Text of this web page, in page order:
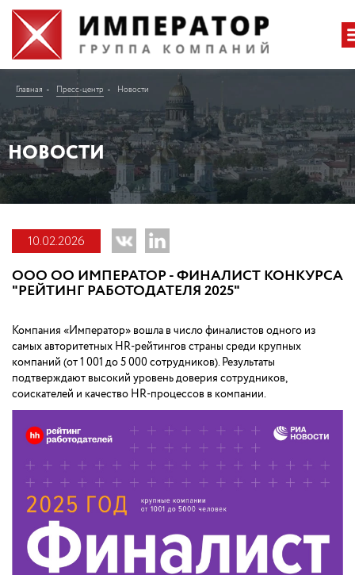
Главная Пресс-центр Новости
НОВОСТИ
10.02.2026
ООО ОО ИМПЕРАТОР - ФИНАЛИСТ КОНКУРСА
"РЕЙТИНГ РАБОТОДАТЕЛЯ 2025"
Компания «Император» вошла в число финалистов одного из
самых авторитетных HR-рейтингов страны среди крупных
компаний (от 1 001 до 5 000 сотрудников). Результаты
подтверждают высокий уровень доверия сотрудников,
соискателей и качество HR-процессов в компании.